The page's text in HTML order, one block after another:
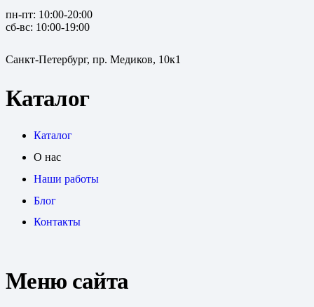
пн-пт: 10:00-20:00
сб-вс: 10:00-19:00
Санкт-Петербург, пр. Медиков, 10к1
Каталог
Каталог
О нас
Наши работы
Блог
Контакты
Меню сайта